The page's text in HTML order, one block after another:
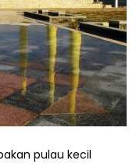
pulau kecil